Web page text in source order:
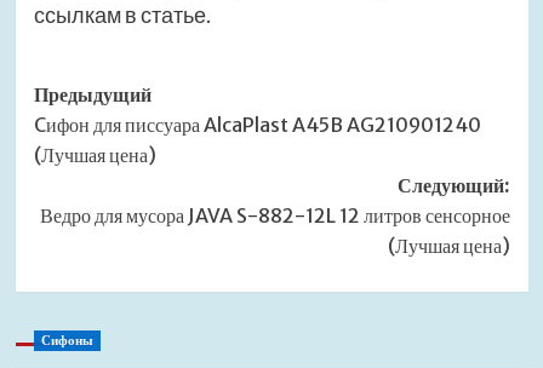
ссылкам в статье.
Навигация
записи
Предыдущий
Cифон для писсуара AlcaPlast A45B AG210901240
(Лучшая цена)
Следующий:
Ведро для мусора JAVA S-882-12L 12 литров сенсорное
(Лучшая цена)
Сифоны